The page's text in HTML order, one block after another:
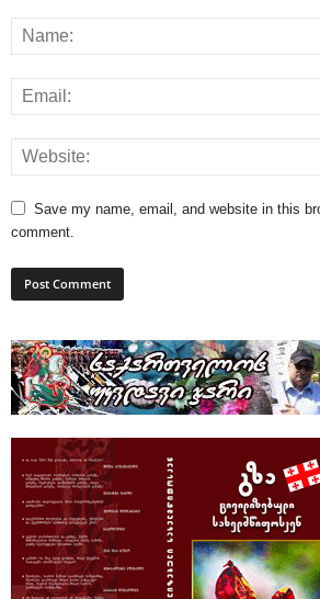
Save my name, email, and website in this
comment.